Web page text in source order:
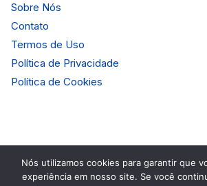
Sobre Nós
Contato
Termos de Uso
Política de Privacidade
Política de Cookies
Nós utilizamos cookies para garantir que
experiência em nosso site. Se você